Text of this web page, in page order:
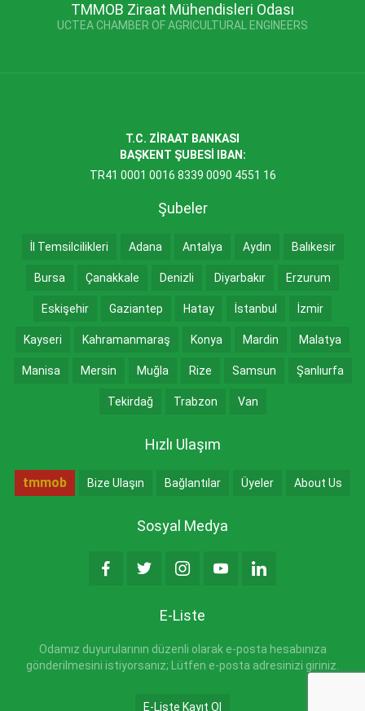
TMMOB Ziraat Mühendisleri Odası
UCTEA CHAMBER OF AGRICULTURAL ENGINEERS
T.C. ZİRAAT BANKASI
BAŞKENT ŞUBESİ IBAN:
TR41 0001 0016 8339 0090 4551 16
Şubeler
İl Temsilcilikleri Adana Antalya Aydın Balıkesir
Bursa Çanakkale Denizli Diyarbakır Erzurum
Eskişehir Gaziantep Hatay İstanbul İzmir
Kayseri Kahramanmaraş Konya Mardin Malatya
Manisa Mersin Muğla Rize Samsun Şanlıurfa
Tekirdağ Trabzon Van
Hızlı Ulaşım
tmmob Bize Ulaşın Bağlantılar Üyeler About Us
Sosyal Medya
E-Liste
Odamız duyurularının düzenli olarak e-posta hesabınıza
gönderilmesini istiyorsanız; Lütfen e-posta adresinizi giriniz.
E-Liste Kayıt Ol